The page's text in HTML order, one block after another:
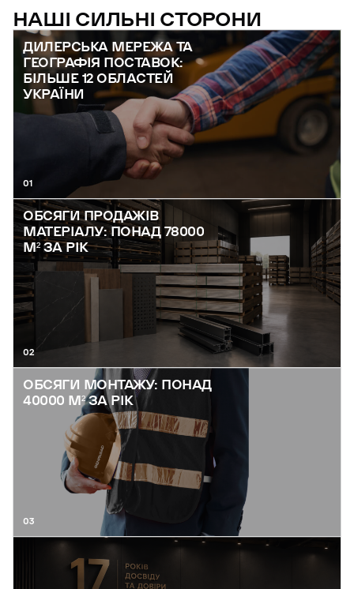
НАШІ СИЛЬНІ СТОРОНИ
ДИЛЕРСЬКА МЕРЕЖА ТА
ГЕОГРАФІЯ ПОСТАВОК:
БІЛЬШЕ 12 ОБЛАСТЕЙ
УКРАЇНИ
01
ОБСЯГИ ПРОДАЖІВ
МАТЕРІАЛУ: ПОНАД 78000
М² ЗА РІК
02
ОБСЯГИ МОНТАЖУ: ПОНАД
40000 М² ЗА РІК
03